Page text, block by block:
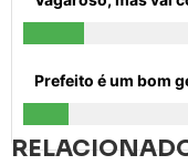
Prefeito é um bom